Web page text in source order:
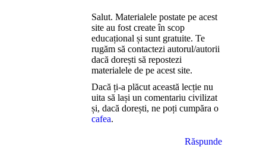
Salut. Materialele postate pe acest
site au fost create în scop
educațional și sunt gratuite. Te
rugăm să contactezi autorul/autorii
dacă dorești să repostezi
materialele de pe acest site.
Dacă ți-a plăcut această lecție nu
uita să lași un comentariu civilizat
și, dacă dorești, ne poți cumpăra o
cafea.
Răspunde